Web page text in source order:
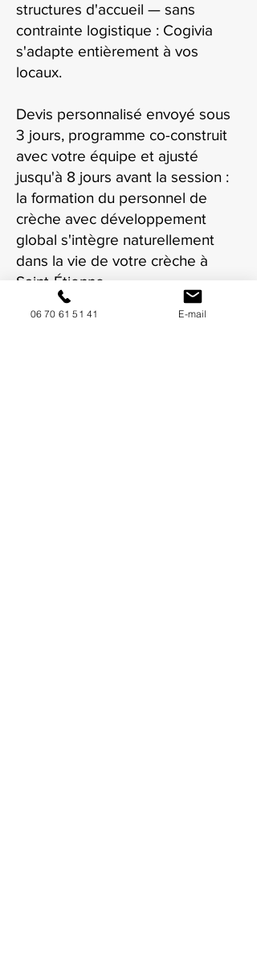
structures d'accueil — sans
contrainte logistique : Cogivia
s'adapte entièrement à vos
locaux.
Devis personnalisé envoyé sous
3 jours, programme co-construit
avec votre équipe et ajusté
jusqu'à 8 jours avant la session :
la formation du personnel de
crèche avec développement
global s'intègre naturellement
dans la vie de votre crèche à
Saint-Étienne.
06 70 61 51 41 E-mail